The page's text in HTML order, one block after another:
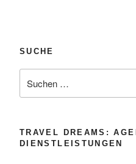
SUCHE
nach:
TRAVEL DREAMS:
DIENSTLEISTUNGEN